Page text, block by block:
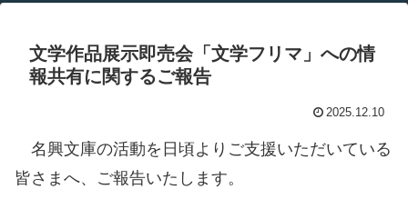
文学作品展示即売会「文学フリマ」への情
報共有に関するご報告
2025.12.10
名興文庫の活動を日頃よりご支援いただいている
皆さまへ、ご報告いたします。